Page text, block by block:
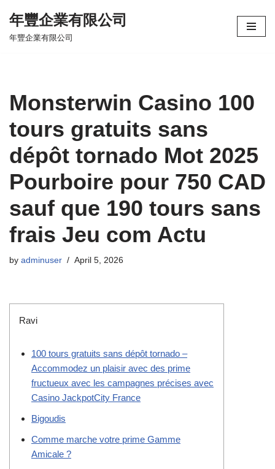
Skip
年豐企業有限公司
年豐企業有限公司
Monsterwin Casino 100
tours gratuits sans
dépôt tornado Mot 2025
Pourboire pour 750 CAD
sauf que 190 tours sans
frais Jeu com Actu
by adminuser April 5, 2026
Ravi
100 tours gratuits sans dépôt tornado –
Accommodez un plaisir avec des prime
fructueux avec les campagnes précises avec
Casino JackpotCity France
Bigoudis
Comme marche votre prime Gamme
Amicale ?